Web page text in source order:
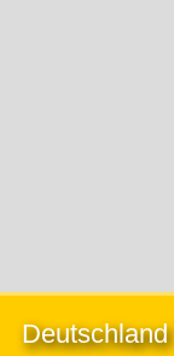
Deutschland